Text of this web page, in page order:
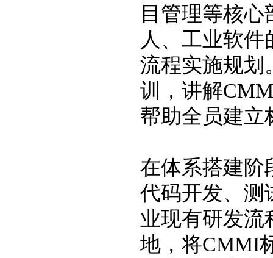
目管理等核
人、工业软
流程实施规划
训，讲解
帮助全员建立
在体系搭建阶
代码开发、测
业现有研发流
地，将CMMI